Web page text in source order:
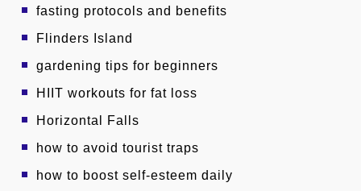
fasting protocols and benefits
Flinders Island
gardening tips for beginners
HIIT workouts for fat loss
Horizontal Falls
how to avoid tourist traps
how to boost self-esteem daily